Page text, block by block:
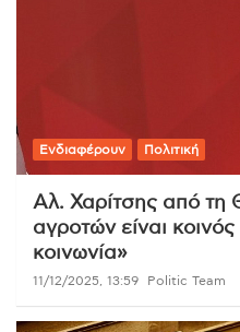
Ενδιαφέρουν Πολιτική
Αλ. Χαρίτσης από
αγροτών είναι
κοινωνία»
11/12/2025, 13:59 Politic Team